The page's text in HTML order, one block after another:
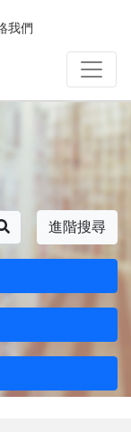
我們
進階搜尋